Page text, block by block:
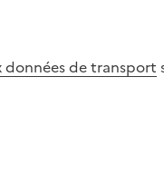
données de transport